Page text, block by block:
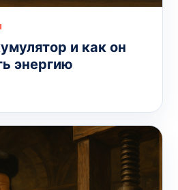
и как он
энергию